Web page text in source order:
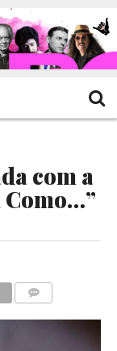
com a